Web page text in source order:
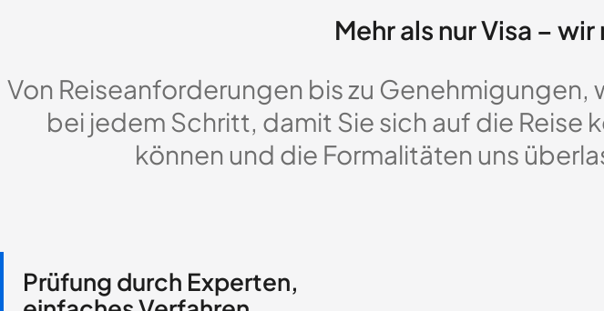
Mehr als nur Visa –
Von Reiseanforderungen bis zu Genehmigungen,
bei jedem Schritt, damit Sie sich auf die Reise
können und die Formalitäten uns
Prüfung durch Experten,